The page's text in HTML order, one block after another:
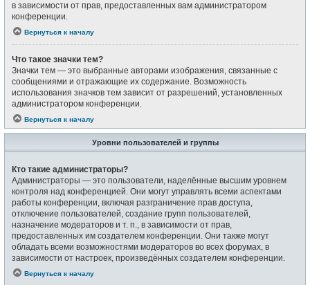
в зависимости от прав, предоставленных вам администратором
конференции.
Вернуться к началу
Что такое значки тем?
Значки тем — это выбранные авторами изображения, связанные с
сообщениями и отражающие их содержание. Возможность
использования значков тем зависит от разрешений, установленных
администратором конференции.
Вернуться к началу
Уровни пользователей и группы
Кто такие администраторы?
Администраторы — это пользователи, наделённые высшим уровнем
контроля над конференцией. Они могут управлять всеми аспектами
работы конференции, включая разграничение прав доступа,
отключение пользователей, создание групп пользователей,
назначение модераторов и т. п., в зависимости от прав,
предоставленных им создателем конференции. Они также могут
обладать всеми возможностями модераторов во всех форумах, в
зависимости от настроек, произведённых создателем конференции.
Вернуться к началу